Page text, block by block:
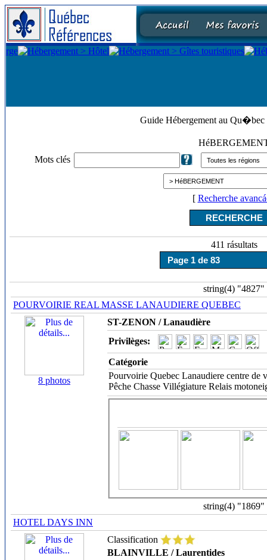
Guide Hébergement au Qu�bec
Mots clés
[ Recherche
411 rásultats
string(4) "4827"
POURVOIRIE REAL MASSE LANAUDIERE QUEBEC
8 photos
ST-ZENON / Lanaudière
Privilèges:
Catégorie
Pourvoirie Quebec Lanaudiere centre de
Pêche Chasse Villégiature Relais
string(4) "1869"
HOTEL DAYS INN
Classification
BLAINVILLE / Laurentides